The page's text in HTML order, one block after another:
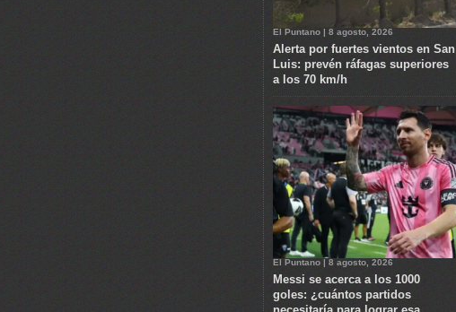
El Puntano | 8 agosto, 2026
Alerta por fuertes vientos en San
Luis: prevén ráfagas superiores
a los 70 km/h
El Puntano | 8 agosto, 2026
Messi se acerca a los 1000
goles: ¿cuántos partidos